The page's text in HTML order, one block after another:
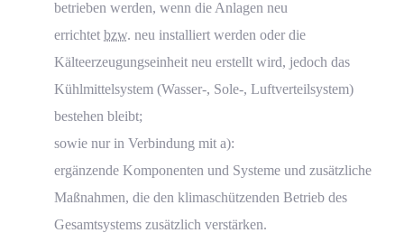
betrieben werden, wenn die Anlagen neu
errichtet bzw. neu installiert werden oder die
Kälteerzeugungseinheit neu erstellt wird, jedoch das
Kühlmittelsystem (Wasser-, Sole-, Luftverteilsystem)
bestehen bleibt;
sowie nur in Verbindung mit a):
ergänzende Komponenten und Systeme und zusätzliche
Maßnahmen, die den klimaschützenden Betrieb des
Gesamtsystems zusätzlich verstärken.